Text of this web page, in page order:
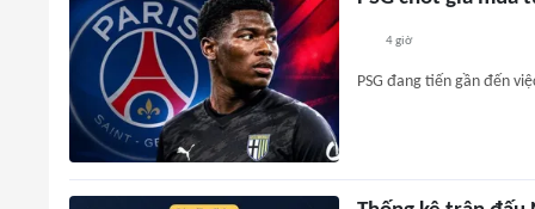
4 giờ
PSG đang tiến gần đến